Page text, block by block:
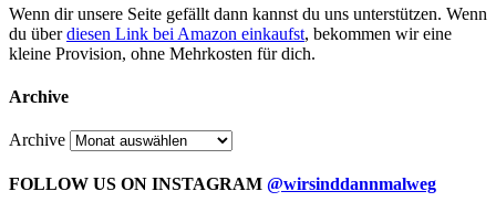
Wenn dir unsere Seite gefällt dann kannst du uns unterstützen. Wenn
du überdiesen Link bei Amazon einkaufst, bekommen wir eine
kleine Provision, ohne Mehrkosten für dich.
Archive
Archive
FOLLOW US ON INSTAGRAM @wirsinddannmalweg